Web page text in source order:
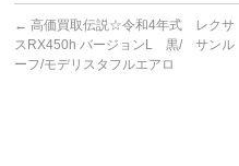
← 高価買取伝説☆令和4年式 レクサ
スRX450h バージョンL 黒/ サンル
ーフ/モデリスタフルエアロ